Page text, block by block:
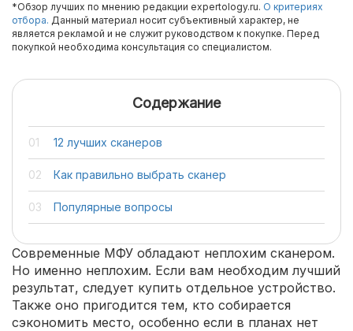
*Обзор лучших по мнению редакции expertology.ru. О критериях
отбора. Данный материал носит субъективный характер, не
является рекламой и не служит руководством к покупке. Перед
покупкой необходима консультация со специалистом.
Содержание
12 лучших сканеров
Как правильно выбрать сканер
Популярные вопросы
Современные МФУ обладают неплохим сканером.
Но именно неплохим. Если вам необходим лучший
результат, следует купить отдельное устройство.
Также оно пригодится тем, кто собирается
сэкономить место, особенно если в планах нет